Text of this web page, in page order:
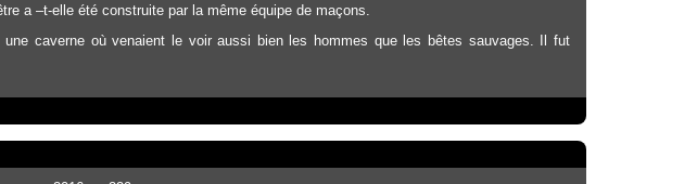
a –t-elle été construite par la même équipe de maçons.
caverne où venaient le voir aussi bien les hommes que les bêtes sauvages. Il fut